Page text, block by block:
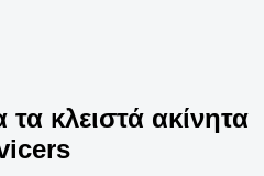
κλειστά ακίνητα